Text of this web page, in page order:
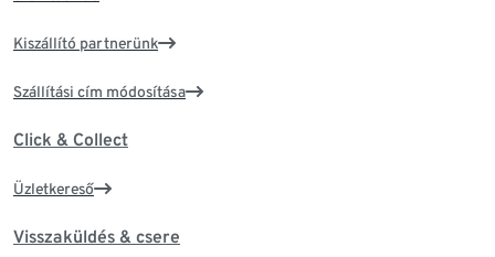
Kiszállító partnerünk
Szállítási cím módosítása
Click & Collect
Üzletkereső
Visszaküldés & csere